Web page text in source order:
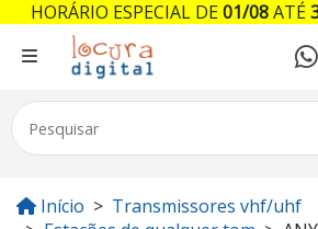
Início
Transmissores vhf/uhf
HORÁRIO ESPECIAL DE01/08ATÉ